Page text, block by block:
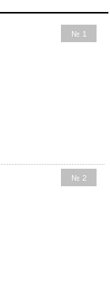
№ 1
№ 2